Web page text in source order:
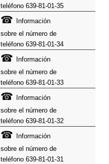
teléfono 639-81-01-35
☎
Información
sobre el número de
teléfono 639-81-01-34
☎
Información
sobre el número de
teléfono 639-81-01-33
☎
Información
sobre el número de
teléfono 639-81-01-32
☎
Información
sobre el número de
teléfono 639-81-01-31